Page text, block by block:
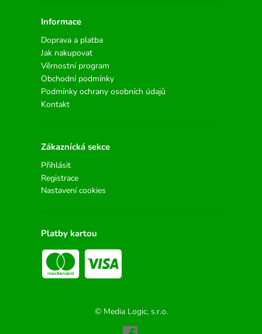
Informace
Doprava a platba
Jak nakupovat
Věrnostní program
Obchodní podmínky
Podmínky ochrany osobních údajů
Kontakt
Zákaznícká sekce
Přihlásit
Registrace
Nastavení cookies
Platby kartou
© Media Logic, s.r.o.